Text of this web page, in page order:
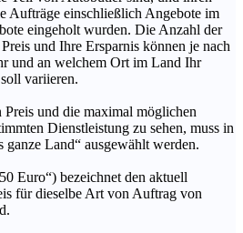
Aufträge einschließlich Angebote im
eingeholt wurden. Die Anzahl der
und Ihre Ersparnis können je nach
und an welchem Ort im Land Ihr
variieren.
und die maximal möglichen
Dienstleistung zu sehen, muss in
ganze Land“ ausgewählt werden.
Euro“) bezeichnet den aktuell
für dieselbe Art von Auftrag von